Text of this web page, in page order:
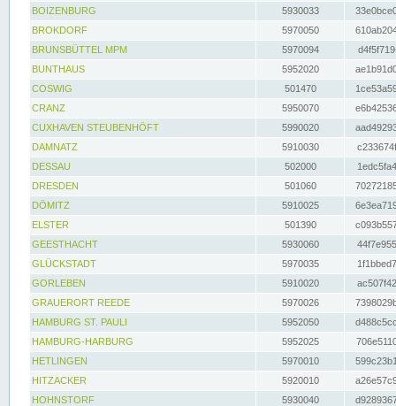
BOIZENBURG
5930033
BROKDORF
5970050
BRUNSBÜTTEL MPM
5970094
BUNTHAUS
5952020
COSWIG
501470
CRANZ
5950070
CUXHAVEN STEUBENHÖFT
5990020
DAMNATZ
5910030
DESSAU
502000
DRESDEN
501060
DÖMITZ
5910025
ELSTER
501390
GEESTHACHT
5930060
GLÜCKSTADT
5970035
GORLEBEN
5910020
GRAUERORT REEDE
5970026
HAMBURG ST. PAULI
5952050
HAMBURG-HARBURG
5952025
HETLINGEN
5970010
HITZACKER
5920010
HOHNSTORF
5930040